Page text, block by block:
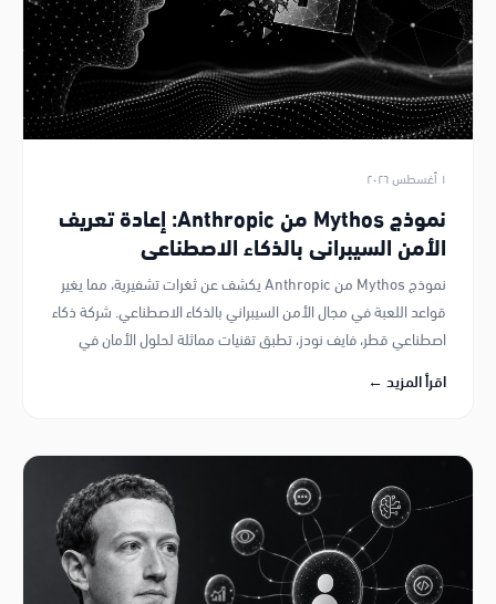
١ أغسطس ٢٠٢٦
نموذج Mythos من Anthropic: إعادة تعريف
الأمن السيبراني بالذكاء الاصطناعي
نموذج Mythos من Anthropic يكشف عن ثغرات تشفيرية، مما يغير
قواعد اللعبة في مجال الأمن السيبراني بالذكاء الاصطناعي. شركة ذكاء
اصطناعي قطر، فايف نودز، تطبق تقنيات مماثلة لحلول الأمان في
اقرأ المزيد ←